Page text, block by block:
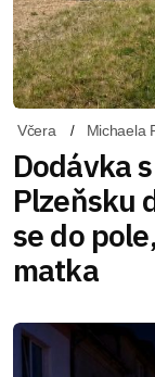
Včera Michaela
Dodávka
Plzeňsku
se do
matka